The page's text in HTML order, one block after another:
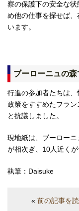
察の保護下の安全な
め他の仕事を探せば
います。
ブーローニュの
行進の参加者たちは
政策をすすめたフラ
と抗議しました。
現地紙は、ブーロー
が相次ぎ、10人近く
執筆：Daisuke
«前の記事を